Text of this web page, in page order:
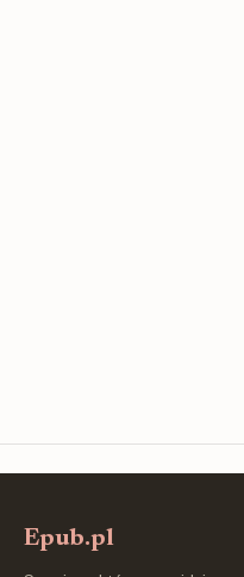
Epub.pl